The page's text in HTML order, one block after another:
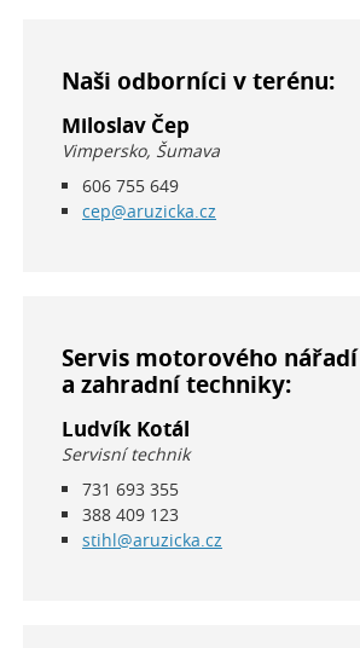
Naši odborníci v terénu:
Miloslav Čep
Vimpersko, Šumava
606 755 649
cep@aruzicka.cz
Servis motorového nářadí
a zahradní techniky:
Ludvík Kotál
Servisní technik
731 693 355
388 409 123
stihl@aruzicka.cz